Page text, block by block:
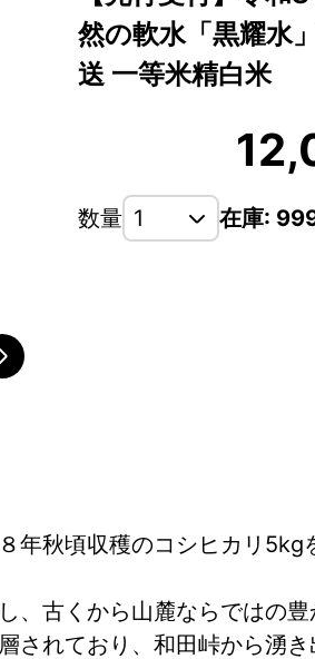
然の軟水「黒耀水
送 一等米精白米
数量 在庫:
秋頃収穫のコシヒカリ5kg
古くから山麓ならではの豊
されており、和田峠から湧